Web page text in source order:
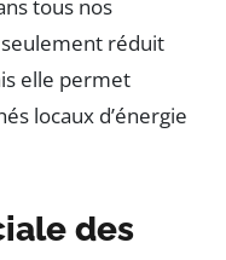
tous nos
réduit
elle permet
locaux d’énergie
des